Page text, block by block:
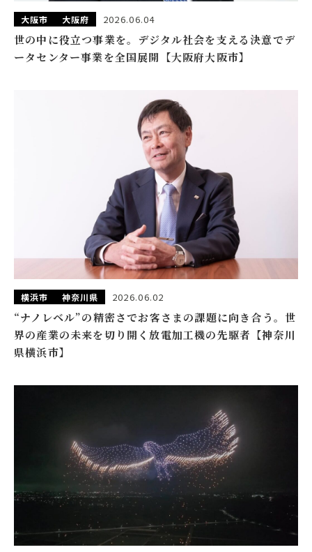
大阪市 大阪府 2026.06.04
世の中に役立つ事業を。デジタル社会を支える決意でデ
ータセンター事業を全国展開【大阪府大阪市】
横浜市 神奈川県 2026.06.02
“ナノレベル”の精密さでお客さまの課題に向き合う。世
界の産業の未来を切り開く放電加工機の先駆者【神奈川
県横浜市】